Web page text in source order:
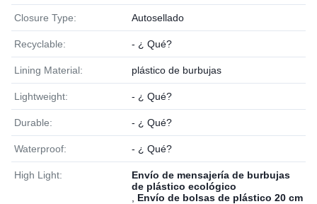
Closure Type: Autosellado
Recyclable: - ¿ Qué?
Lining Material: plástico de burbujas
Lightweight: - ¿ Qué?
Durable: - ¿ Qué?
Waterproof: - ¿ Qué?
High Light:
Envío de mensajería de burbujas
de plástico ecológico
Envío de bolsas de plástico 20 cm